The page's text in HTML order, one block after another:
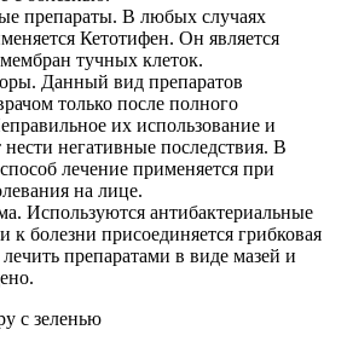
препараты. В любых случаях
Кетотифен. Он является
тучных клеток.
Данный вид препаратов
только после полного
их использование и
нести негативные последствия. В
лечение применяется при
на лице.
Используются антибактериальные
к болезни присоединяется грибковая
препаратами в виде мазей и